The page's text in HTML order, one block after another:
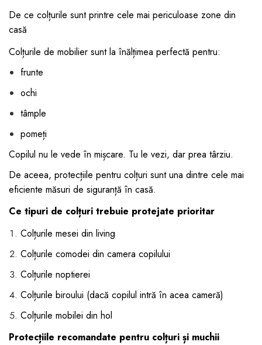
De ce colțurile sunt printre cele mai periculoase zone din
casă
Colțurile de mobilier sunt la înălțimea perfectă pentru:
frunte
ochi
tâmple
pomeți
Copilul nu le vede în mișcare. Tu le vezi, dar prea târziu.
De aceea, protecțiile pentru colțuri sunt una dintre cele mai
eficiente măsuri de siguranță în casă.
Ce tipuri de colțuri trebuie protejate prioritar
Colțurile mesei din living
Colțurile comodei din camera copilului
Colțurile noptierei
Colțurile biroului (dacă copilul intră în acea cameră)
Colțurile mobilei din hol
Protecțiile recomandate pentru colțuri și muchii